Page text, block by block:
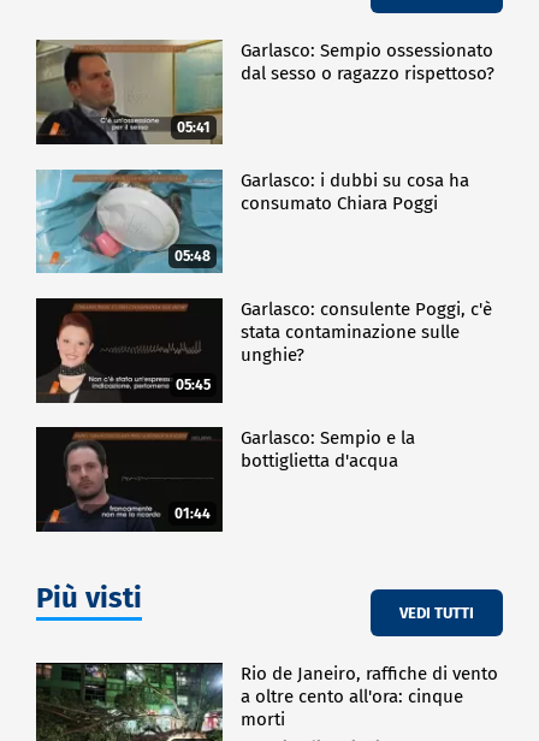
05:41
Garlasco: Sempio ossessionato
dal sesso o ragazzo rispettoso?
05:48
Garlasco: i dubbi su cosa ha
consumato Chiara Poggi
05:45
Garlasco: consulente Poggi, c'è
stata contaminazione sulle
unghie?
01:44
Garlasco: Sempio e la
bottiglietta d'acqua
Più visti VEDI TUTTI
Rio de Janeiro, raffiche di vento
a oltre cento all'ora: cinque
morti